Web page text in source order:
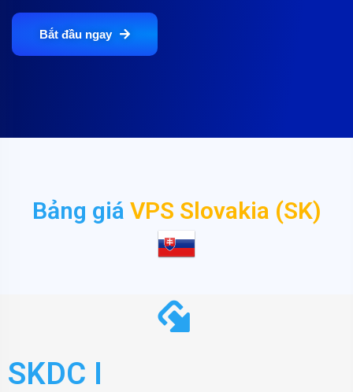
Bắt đầu ngay
Bảng giá VPS Slovakia (SK)
SKDC I